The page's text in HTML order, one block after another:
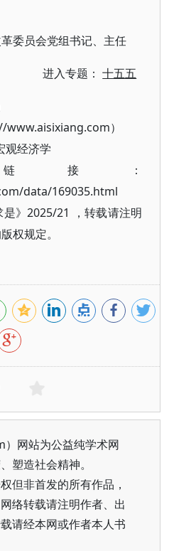
委员会党组书记、主任
进入专题：十五五
）
观经济学
接：
data/169035.html
》2025/21 ，转载请注明
权规定。
网站为公益纯学术网
塑造社会精神。
但非首发的所有作品，
络转载请注明作者、出
请经本网或作者本人书